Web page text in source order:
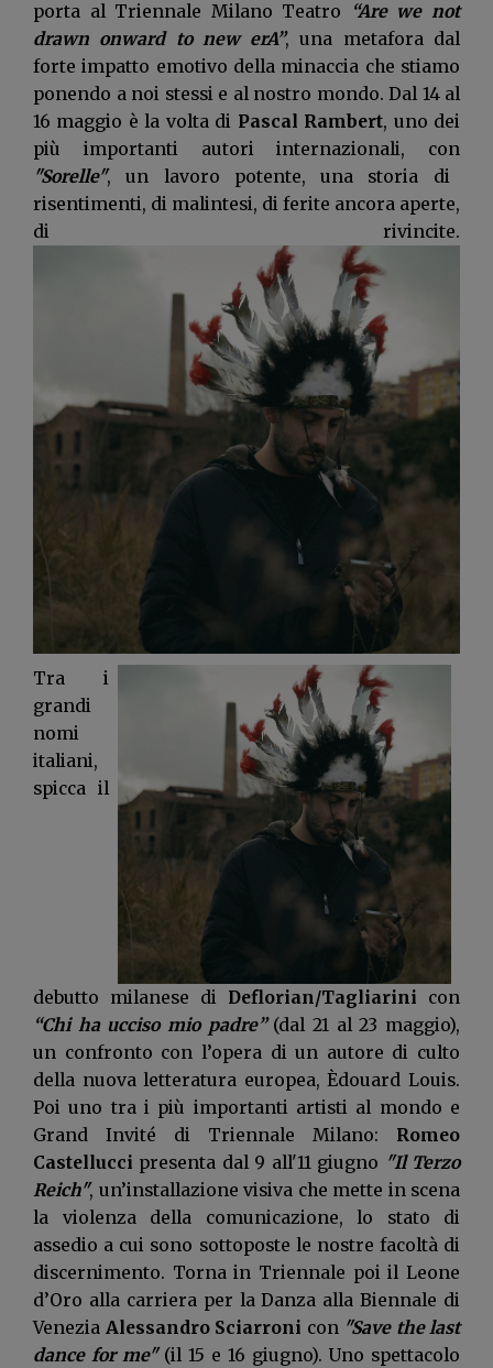
porta al Triennale Milano Teatro
“Are we not
drawn onward to new erA”, una metafora dal
forte impatto emotivo della minaccia che stiamo
ponendo a noi stessi e al nostro mondo. Dal 14 al
16 maggio è la volta di Pascal Rambert, uno dei
più importanti autori internazionali, con
"Sorelle", un lavoro potente, una storia di
risentimenti, di malintesi, di ferite ancora aperte,
di rivincite.
Tra i
grandi
nomi
italiani,
spicca il
debutto milanese di Deflorian/Tagliarini con
“Chi ha ucciso mio padre”(dal 21 al 23 maggio),
un confronto con l’opera di un autore di culto
della nuova letteratura europea, Èdouard Louis.
Poi uno tra i più importanti artisti al mondo e
Grand Invité di Triennale Milano: Romeo
Castellucci presenta dal 9 all'11 giugno "Il Terzo
Reich", un’installazione visiva che mette in scena
la violenza della comunicazione, lo stato di
assedio a cui sono sottoposte le nostre facoltà di
discernimento. Torna in Triennale poi il Leone
d’Oro alla carriera per la Danza alla Biennale di
Venezia Alessandro Sciarroni con "Save the last
dance for me"(il 15 e 16 giugno). Uno spettacolo